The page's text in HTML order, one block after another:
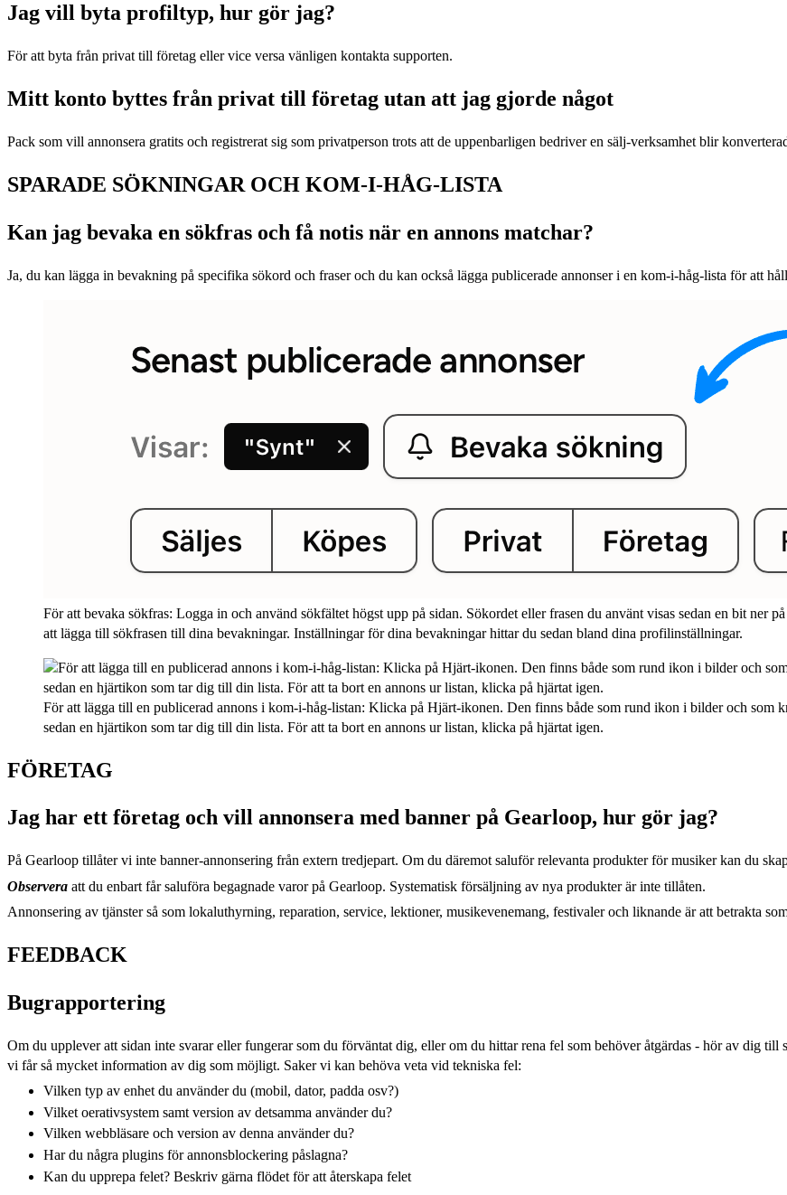
Jag vill byta profiltyp, hur gör jag?
För att byta från privat till företag eller vice versa vänligen kontakta supporten.
Mitt konto byttes från privat till företag utan att jag gjorde något
Pack som vill annonsera gratits och registrerat sig som privatperson trots att de uppenbarligen bedriver en sälj-verksamhet blir
SPARADE SÖKNINGAR OCH KOM-I-HÅG-LISTA
Kan jag bevaka en sökfras och få notis när en annons matchar?
Ja, du kan lägga in bevakning på specifika sökord och fraser och du kan också lägga publicerade annonser i en kom-i-håg-lista för att
För att bevaka sökfras: Logga in och använd sökfältet högst upp på sidan. Sökordet eller frasen du använt visas sedan en bit
att lägga till sökfrasen till dina bevakningar. Inställningar för dina bevakningar hittar du sedan bland dina profilinställningar.
För att lägga till en publicerad annons i kom-i-håg-listan: Klicka på Hjärt-ikonen. Den finns både som rund ikon i bilder och som
sedan en hjärtikon som tar dig till din lista. För att ta bort en annons ur listan, klicka på hjärtat igen.
FÖRETAG
Jag har ett företag och vill annonsera med banner på Gearloop, hur gör jag?
På Gearloop tillåter vi inte banner-annonsering från extern tredjepart. Om du däremot saluför relevanta produkter för musiker kan du
Observera att du enbart får saluföra begagnade varor på Gearloop. Systematisk försäljning av nya produkter är inte tillåten.
Annonsering av tjänster så som lokaluthyrning, reparation, service, lektioner, musikevenemang, festivaler och liknande är att betrakta
FEEDBACK
Bugrapportering
Om du upplever att sidan inte svarar eller fungerar som du förväntat dig, eller om du hittar rena fel som behöver åtgärdas - hör av dig
vi får så mycket information av dig som möjligt. Saker vi kan behöva veta vid tekniska fel:
Vilken typ av enhet du använder du (mobil, dator, padda osv?)
Vilket oerativsystem samt version av detsamma använder du?
Vilken webbläsare och version av denna använder du?
Har du några plugins för annonsblockering påslagna?
Kan du upprepa felet? Beskriv gärna flödet för att återskapa felet